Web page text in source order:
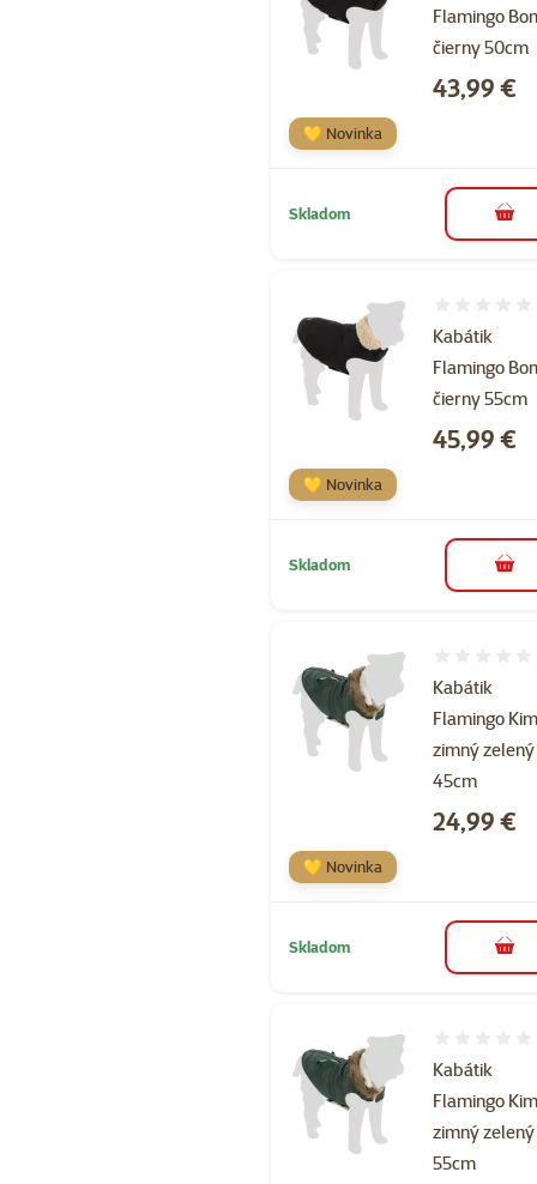
Flamingo
čierny 50cm
Cena
43,99 €
💛 Novinka
Skladom do
Kabátik
Flamingo
čierny 55cm
Cena
45,99 €
💛 Novinka
Skladom do
Kabátik
Flamingo
zimný zelený
45cm
Cena
24,99 €
💛 Novinka
Skladom do
Kabátik
Flamingo
zimný zelený
55cm